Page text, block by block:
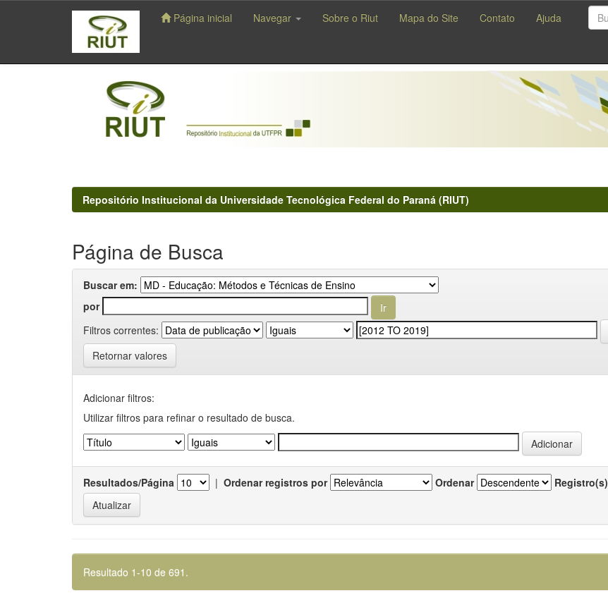
navigation
Página inicial Navegar Sobre o Riut Mapa do Site Contato Ajuda
Repositório Institucional da Universidade Tecnológica Federal do Paraná (RIUT)
Página de Busca
Buscar em:
por
Filtros correntes:
Retornar valores
Adicionar filtros:
Utilizar filtros para refinar o resultado de busca.
Resultados/Página | Ordenar registros por Ordenar Registro(s)
Resultado 1-10 de 691.